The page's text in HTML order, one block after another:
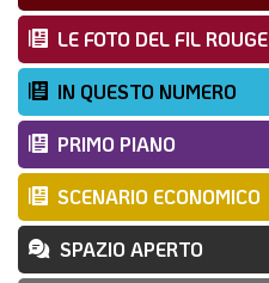
LE FOTO DEL FIL ROUGE
IN QUESTO NUMERO
PRIMO PIANO
SCENARIO ECONOMICO
SPAZIO APERTO